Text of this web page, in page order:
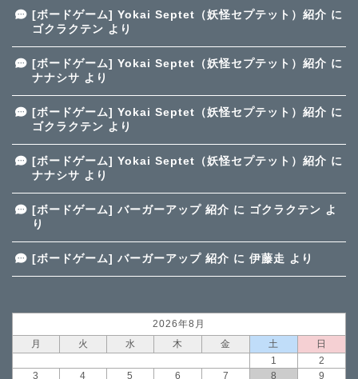
[ボードゲーム] Yokai Septet（妖怪セプテット）紹介 に
ゴクラクテン より
[ボードゲーム] Yokai Septet（妖怪セプテット）紹介 に
ナナシサ より
[ボードゲーム] Yokai Septet（妖怪セプテット）紹介 に
ゴクラクテン より
[ボードゲーム] Yokai Septet（妖怪セプテット）紹介 に
ナナシサ より
[ボードゲーム] バーガーアップ 紹介 に ゴクラクテン よ
り
[ボードゲーム] バーガーアップ 紹介 に 伊藤走 より
2026年8月
月
火 水 木 金 土
日
1
2
3
4 5 6 7 8 9